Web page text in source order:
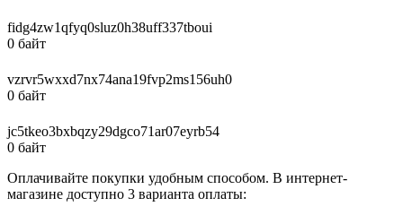
fidg4zw1qfyq0sluz0h38uff337tboui
0 байт
vzrvr5wxxd7nx74ana19fvp2ms156uh0
0 байт
jc5tkeo3bxbqzy29dgco71ar07eyrb54
0 байт
Оплачивайте покупки удобным способом. В интернет-
магазине доступно 3 варианта оплаты: